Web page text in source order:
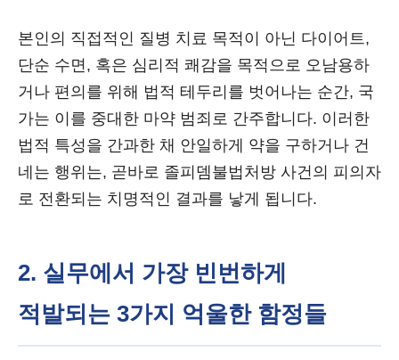
본인의 직접적인 질병 치료 목적이 아닌 다이어트,
단순 수면, 혹은 심리적 쾌감을 목적으로 오남용하
거나 편의를 위해 법적 테두리를 벗어나는 순간, 국
가는 이를 중대한 마약 범죄로 간주합니다. 이러한
법적 특성을 간과한 채 안일하게 약을 구하거나 건
네는 행위는, 곧바로 졸피뎀불법처방 사건의 피의자
로 전환되는 치명적인 결과를 낳게 됩니다.
2. 실무에서 가장 빈번하게
적발되는 3가지 억울한 함정들